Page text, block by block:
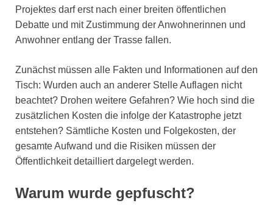
Projektes darf erst nach einer breiten öffentlichen
Debatte und mit Zustimmung der Anwohnerinnen und
Anwohner entlang der Trasse fallen.
Zunächst müssen alle Fakten und Informationen auf den
Tisch: Wurden auch an anderer Stelle Auflagen nicht
beachtet? Drohen weitere Gefahren? Wie hoch sind die
zusätzlichen Kosten die infolge der Katastrophe jetzt
entstehen? Sämtliche Kosten und Folgekosten, der
gesamte Aufwand und die Risiken müssen der
Öffentlichkeit detailliert dargelegt werden.
Warum wurde gepfuscht?